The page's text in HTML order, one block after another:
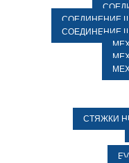
СОЕДИНЕНИЕ
СОЕДИНЕНИЕ
СТЯЖКИ